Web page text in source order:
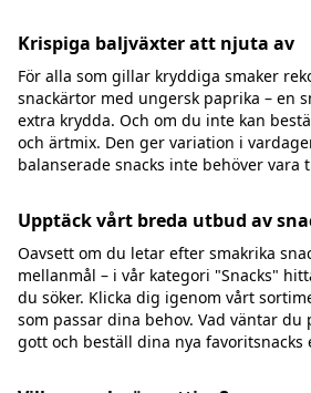
Krispiga baljväxter att njuta av
För alla som gillar kryddiga smaker
snackärtor med ungersk paprika – en
extra krydda. Och om du inte kan
och ärtmix. Den ger variation i
balanserade snacks inte behöver vara
Upptäck vårt breda utbud av
Oavsett om du letar efter smakrika
mellanmål – i vår kategori "Snacks"
du söker. Klicka dig igenom vårt
som passar dina behov. Vad väntar du
gott och beställ dina nya favoritsnacks